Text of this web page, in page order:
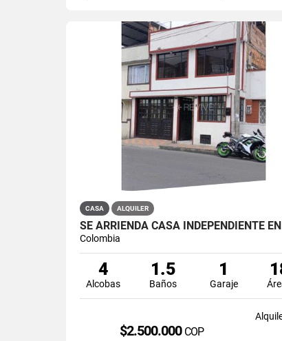
CASA ALQUILER
Colombia
4
Alcobas
1.5
Baños
1
Garaje
$2.500.000 COP